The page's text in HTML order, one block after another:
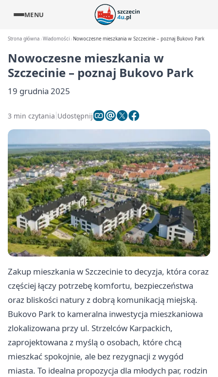
MENU
Strona główna Wiadomości Nowoczesne mieszkania w Szczecinie – poznaj Bukovo Park
Nowoczesne mieszkania w
Szczecinie – poznaj Bukovo Park
19 grudnia 2025
3 min czytania Udostępnij
Zakup mieszkania w Szczecinie to decyzja, która coraz
częściej łączy potrzebę komfortu, bezpieczeństwa
oraz bliskości natury z dobrą komunikacją miejską.
Bukovo Park to kameralna inwestycja mieszkaniowa
zlokalizowana przy ul. Strzelców Karpackich,
zaprojektowana z myślą o osobach, które chcą
mieszkać spokojnie, ale bez rezygnacji z wygód
miasta. To idealna propozycja dla młodych par, rodzin